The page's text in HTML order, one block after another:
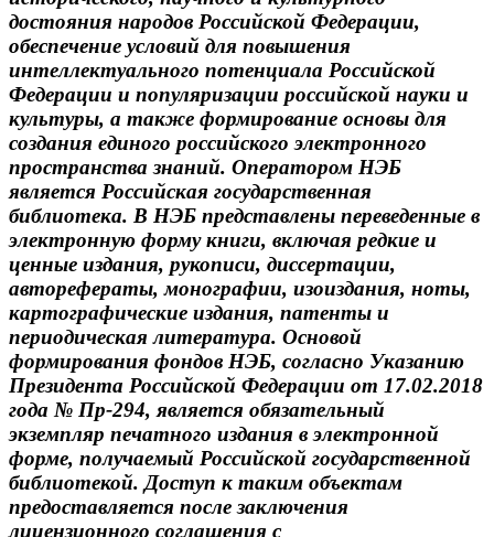
достояния народов Российской Федерации,
обеспечение условий для повышения
интеллектуального потенциала Российской
Федерации и популяризации российской науки и
культуры, а также формирование основы для
создания единого российского электронного
пространства знаний. Оператором НЭБ
является Российская государственная
библиотека. В НЭБ представлены переведенные в
электронную форму книги, включая редкие и
ценные издания, рукописи, диссертации,
авторефераты, монографии, изоиздания, ноты,
картографические издания, патенты и
периодическая литература. Основой
формирования фондов НЭБ, согласно Указанию
Президента Российской Федерации от 17.02.2018
года № Пр-294, является обязательный
экземпляр печатного издания в электронной
форме, получаемый Российской государственной
библиотекой. Доступ к таким объектам
предоставляется после заключения
лицензионного соглашения с